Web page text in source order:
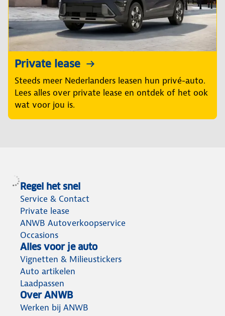
Private lease
Steeds meer Nederlanders leasen hun privé-auto.
Lees alles over private lease en ontdek of het ook
wat voor jou is.
Regel het snel
Service & Contact
Private lease
ANWB Autoverkoopservice
Occasions
Alles voor je auto
Vignetten & Milieustickers
Auto artikelen
Laadpassen
Over ANWB
Werken bij ANWB